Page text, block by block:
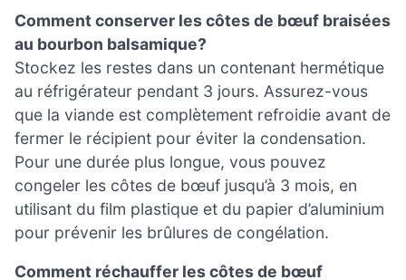
Comment conserver les côtes de bœuf braisées
au bourbon balsamique?
Stockez les restes dans un contenant hermétique
au réfrigérateur pendant 3 jours. Assurez-vous
que la viande est complètement refroidie avant de
fermer le récipient pour éviter la condensation.
Pour une durée plus longue, vous pouvez
congeler les côtes de bœuf jusqu’à 3 mois, en
utilisant du film plastique et du papier d’aluminium
pour prévenir les brûlures de congélation.
Comment réchauffer les côtes de bœuf